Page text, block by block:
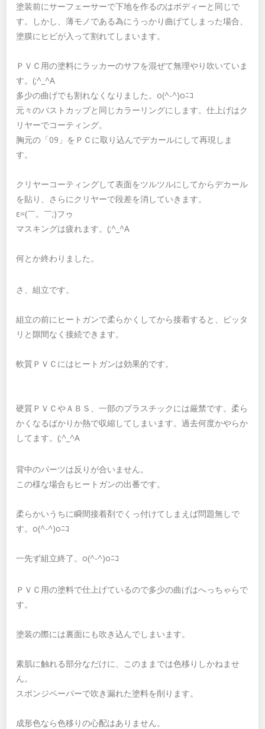
塗装前にサーフェーサーで下地を作るのはボディーと同じで
す。しかし、薄モノである為にうっかり曲げてしまった場合、
塗膜にヒビが入って割れてしまいます。
ＰＶＣ用の塗料にラッカーのサフを混ぜて無理やり吹いていま
す。(;^_^A
多少の曲げでも割れなくなりました。o(^-^)oﾆｺ
元々のバストカップと同じカラーリングにします。仕上げはク
リヤーでコーティング。
胸元の「09」をＰＣに取り込んでデカールにして再現しま
す。
クリヤーコーティングして表面をツルツルにしてからデカール
を貼り、さらにクリヤーで段差を消していきます。
ε=(￣。￣;)フゥ
マスキングは疲れます。(;^_^A
何とか終わりました。
さ、組立です。
組立の前にヒートガンで柔らかくしてから接着すると、ピッタ
リと隙間なく接続できます。
軟質ＰＶＣにはヒートガンは効果的です。
硬質ＰＶＣやＡＢＳ、一部のプラスチックには厳禁です。柔ら
かくなるばかりか熱で収縮してしまいます。過去何度かやらか
してます。(;^_^A
背中のパーツは反りが合いません。
この様な場合もヒートガンの出番です。
柔らかいうちに瞬間接着剤でくっ付けてしまえば問題無しで
す。o(^-^)oﾆｺ
一先ず組立終了。o(^-^)oﾆｺ
ＰＶＣ用の塗料で仕上げているので多少の曲げはへっちゃらで
す。
塗装の際には裏面にも吹き込んでしまいます。
素肌に触れる部分なだけに、このままでは色移りしかねませ
ん。
スポンジペーパーで吹き漏れた塗料を削ります。
成形色なら色移りの心配はありません。